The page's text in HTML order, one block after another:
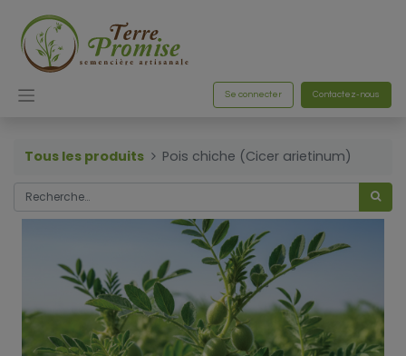
Se connecter Contactez-nous
Tous les produits Pois chiche (Cicer arietinum)